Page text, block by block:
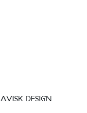
DESIGN